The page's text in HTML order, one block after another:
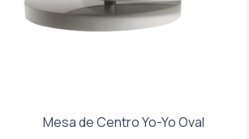
Mesa de Centro Yo-Yo Oval